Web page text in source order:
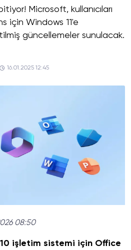
Microsoft, kullanıcıları
için Windows 11'e
güncellemeler sunulacak.
16.01.2025 12:45
08:50
işletim sistemi için Office